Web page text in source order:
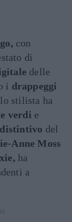
con
di
delle
i drappeggi
stilista ha
verdi e
del
Anne Moss
ha
a